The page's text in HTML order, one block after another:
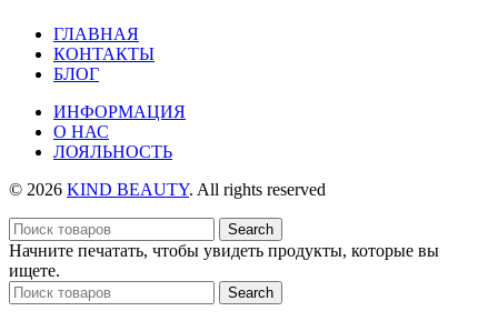
ГЛАВНАЯ
КОНТАКТЫ
БЛОГ
ИНФОРМАЦИЯ
О НАС
ЛОЯЛЬНОСТЬ
© 2026 KIND BEAUTY. All rights reserved
Search
Начните печатать, чтобы увидеть продукты, которые вы
ищете.
Search